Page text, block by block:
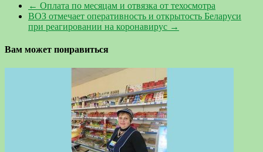
← Оплата по месяцам и отвязка от техосмотра
ВОЗ отмечает оперативность и открытость Беларуси
при реагировании на коронавирус →
Вам может понравиться